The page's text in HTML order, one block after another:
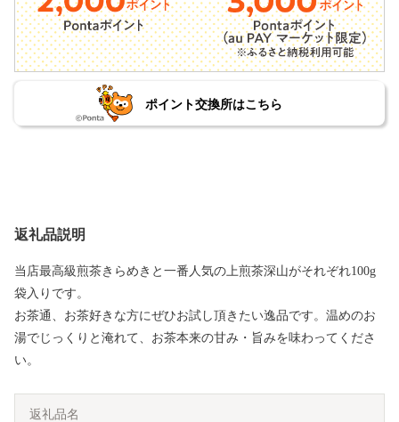
ポイント交換所はこちら
返礼品説明
当店最高級煎茶きらめきと一番人気の上煎茶深山がそれぞれ100g
袋入りです。
お茶通、お茶好きな方にぜひお試し頂きたい逸品です。温めのお
湯でじっくりと淹れて、お茶本来の甘み・旨みを味わってくださ
い。
返礼品名